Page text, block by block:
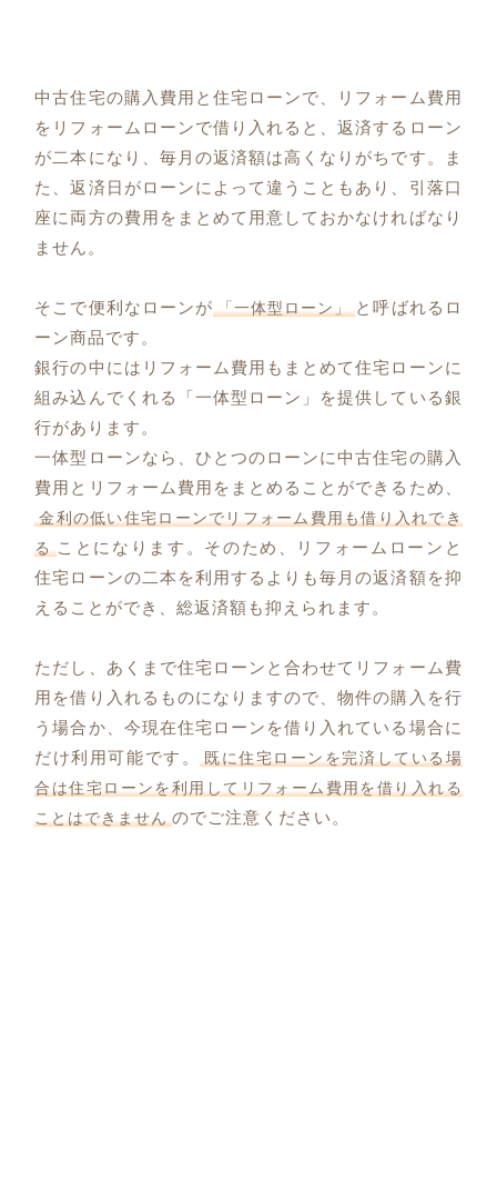
中古住宅の購入費用と住宅ローンで、リフォーム費用
をリフォームローンで借り入れると、返済するローン
が二本になり、毎月の返済額は高くなりがちです。ま
た、返済日がローンによって違うこともあり、引落口
座に両方の費用をまとめて用意しておかなければなり
ません。
そこで便利なローンが 「一体型ローン」
と呼ばれるロ
ーン商品です。
銀行の中にはリフォーム費用もまとめて住宅ローンに
組み込んでくれる「一体型ローン」を提供している銀
行があります。
一体型ローンなら、ひとつのローンに中古住宅の購入
費用とリフォーム費用をまとめることができるため、
金利の低い住宅ローンでリフォーム費用も借り入れでき
る
ことになります。そのため、リフォームローンと
住宅ローンの二本を利用するよりも毎月の返済額を抑
えることができ、総返済額も抑えられます。
ただし、あくまで住宅ローンと合わせてリフォーム費
用を借り入れるものになりますので、物件の購入を行
う場合か、今現在住宅ローンを借り入れている場合に
だけ利用可能です。
既に住宅ローンを完済している場
合は住宅ローンを利用してリフォーム費用を借り入れる
ことはできません のでご注意ください。